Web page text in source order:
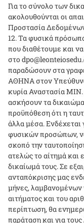
Για το σύνολο των
ακολουθούνται οι
Προστασία
12. Τα φυσικά
που διαθέτουμε και
στοdpo@leonteiosedu.
παραδώσουν στα
ΑΘΗΝΑ στον
κυρία Αναστασία ΜΙΝ.
ασκήσουν τα
προϋπόθεση ότι η
άλλα μέσα.
φυσικών προσώπων,
σκοπό την
ατελώς το αίτημά και
δικαίωμά τους. Σε
ανταπόκρισης μας
μήνες, λαμβανομένων
αιτήματος και του
περίπτωση, θα
παράταση και για